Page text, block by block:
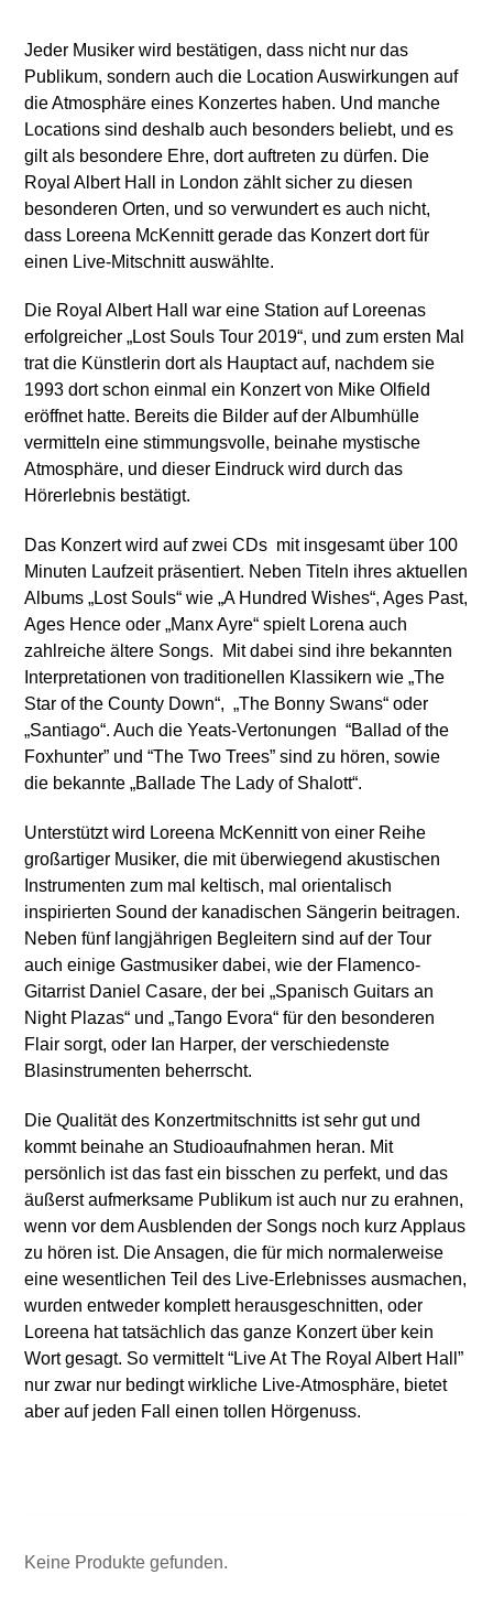
Jeder Musiker wird bestätigen, dass nicht nur das
Publikum, sondern auch die Location Auswirkungen auf
die Atmosphäre eines Konzertes haben. Und manche
Locations sind deshalb auch besonders beliebt, und es
gilt als besondere Ehre, dort auftreten zu dürfen. Die
Royal Albert Hall in London zählt sicher zu diesen
besonderen Orten, und so verwundert es auch nicht,
dass Loreena McKennitt gerade das Konzert dort für
einen Live-Mitschnitt auswählte.
Die Royal Albert Hall war eine Station auf Loreenas
erfolgreicher „Lost Souls Tour 2019“, und zum ersten Mal
trat die Künstlerin dort als Hauptact auf, nachdem sie
1993 dort schon einmal ein Konzert von Mike Olfield
eröffnet hatte. Bereits die Bilder auf der Albumhülle
vermitteln eine stimmungsvolle, beinahe mystische
Atmosphäre, und dieser Eindruck wird durch das
Hörerlebnis bestätigt.
Das Konzert wird auf zwei CDs mit insgesamt über 100
Minuten Laufzeit präsentiert. Neben Titeln ihres aktuellen
Albums „Lost Souls“ wie „A Hundred Wishes“, Ages Past,
Ages Hence oder „Manx Ayre“ spielt Lorena auch
zahlreiche ältere Songs. Mit dabei sind ihre bekannten
Interpretationen von traditionellen Klassikern wie „The
Star of the County Down“, „The Bonny Swans“ oder
„Santiago“. Auch die Yeats-Vertonungen “Ballad of the
Foxhunter” und “The Two Trees” sind zu hören, sowie
die bekannte „Ballade The Lady of Shalott“.
Unterstützt wird Loreena McKennitt von einer Reihe
großartiger Musiker, die mit überwiegend akustischen
Instrumenten zum mal keltisch, mal orientalisch
inspirierten Sound der kanadischen Sängerin beitragen.
Neben fünf langjährigen Begleitern sind auf der Tour
auch einige Gastmusiker dabei, wie der Flamenco-
Gitarrist Daniel Casare, der bei „Spanisch Guitars an
Night Plazas“ und „Tango Evora“ für den besonderen
Flair sorgt, oder Ian Harper, der verschiedenste
Blasinstrumenten beherrscht.
Die Qualität des Konzertmitschnitts ist sehr gut und
kommt beinahe an Studioaufnahmen heran. Mit
persönlich ist das fast ein bisschen zu perfekt, und das
äußerst aufmerksame Publikum ist auch nur zu erahnen,
wenn vor dem Ausblenden der Songs noch kurz Applaus
zu hören ist. Die Ansagen, die für mich normalerweise
eine wesentlichen Teil des Live-Erlebnisses ausmachen,
wurden entweder komplett herausgeschnitten, oder
Loreena hat tatsächlich das ganze Konzert über kein
Wort gesagt. So vermittelt “Live At The Royal Albert Hall”
nur zwar nur bedingt wirkliche Live-Atmosphäre, bietet
aber auf jeden Fall einen tollen Hörgenuss.
Keine Produkte gefunden.